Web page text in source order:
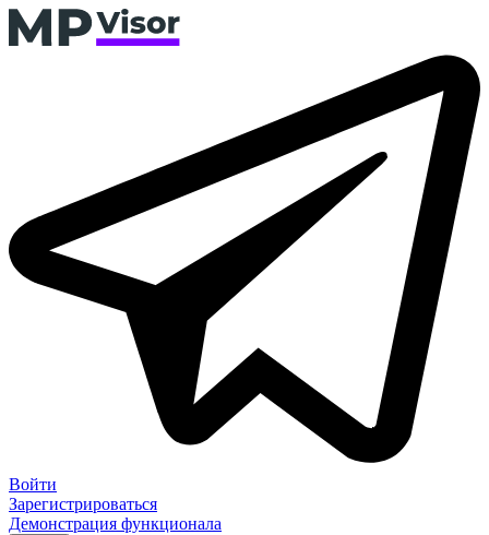
Войти
Зарегистрироваться
Демонстрация функционала